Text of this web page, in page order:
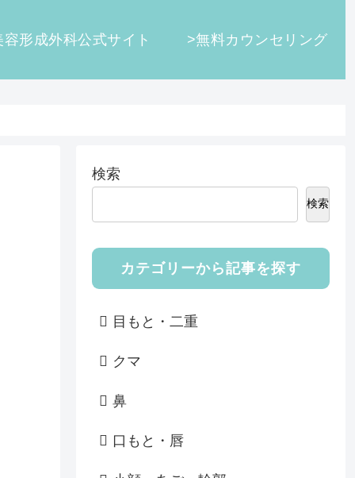
容形成外科公式サイト >無料カウンセリング
検索
検索
カテゴリーから記事を探す
目もと・二重
クマ
鼻
口もと・唇